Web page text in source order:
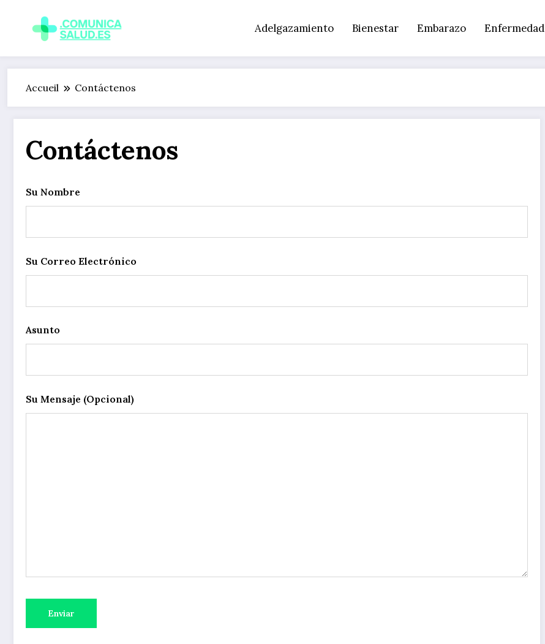
Adelgazamiento Bienestar Embarazo Enfermedad
Accueil Contáctenos
Contáctenos
Su Nombre
Su Correo Electrónico
Asunto
Su Mensaje (opcional)